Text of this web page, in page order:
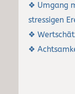
❖ Umgang
stressigen
❖
❖